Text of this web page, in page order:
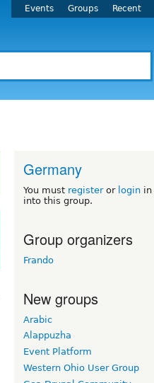
Events Groups Recent
Germany
You must registeror login in
into this group.
Group organizers
Frando
New groups
Arabic
Alappuzha
Event Platform
Western Ohio User Group